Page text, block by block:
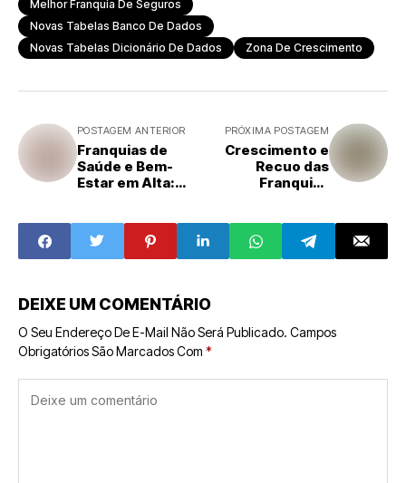
Melhor Franquia De Seguros
Novas Tabelas Banco De Dados
Novas Tabelas Dicionário De Dados
Zona De Crescimento
POSTAGEM ANTERIOR
Franquias de
Saúde e Bem-
Estar em Alta:
Setor
PRÓXIMA POSTAGEM
Crescimento e
Recuo das
Franquias
DEIXE UM COMENTÁRIO
O Seu Endereço De E-Mail Não Será Publicado. Campos
Obrigatórios São Marcados Com *